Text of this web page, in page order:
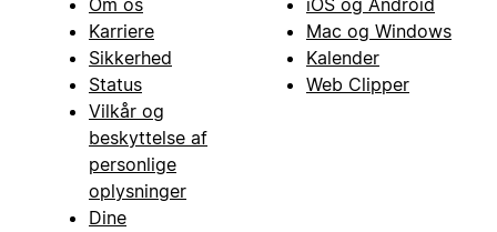
Om os
Karriere
Sikkerhed
Status
Vilkår og
beskyttelse af
personlige
oplysninger
Dine
iOS og Android
Mac og Windows
Kalender
Web Clipper